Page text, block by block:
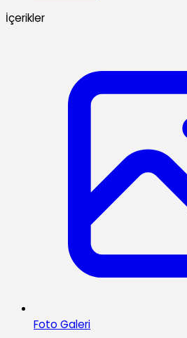
İçerikler
Foto Galeri